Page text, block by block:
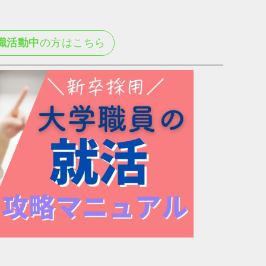
活動中の方はこちら